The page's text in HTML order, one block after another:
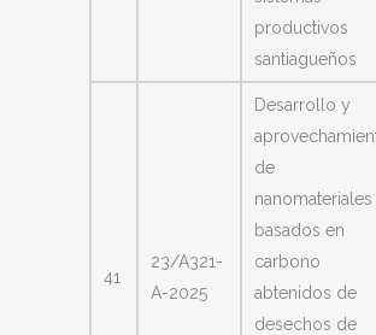
productivos
santiagueños
41
23/A321-
A-2025
Desarrollo y
de
nanomateriales
basados en
carbono
abtenidos de
desechos de